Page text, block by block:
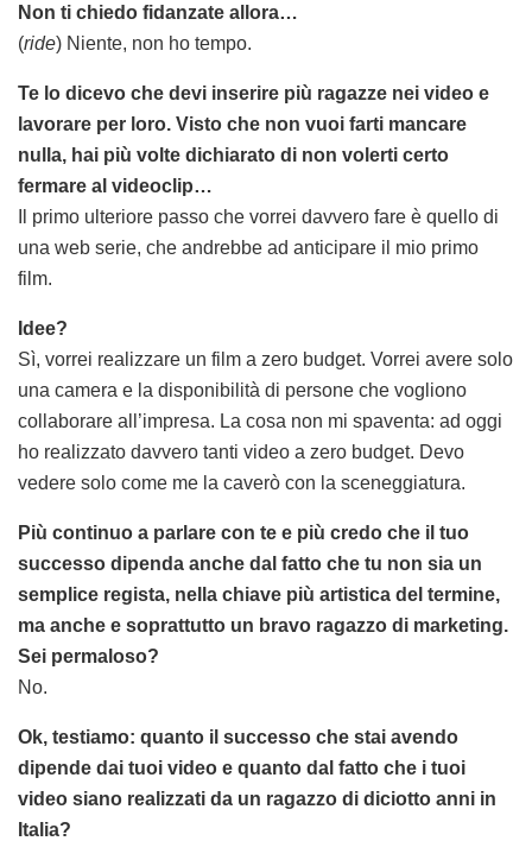
Non ti chiedo fidanzate allora…
(ride) Niente, non ho tempo.
Te lo dicevo che devi inserire più ragazze nei video e
lavorare per loro. Visto che non vuoi farti mancare
nulla, hai più volte dichiarato di non volerti certo
fermare al videoclip…
Il primo ulteriore passo che vorrei davvero fare è quello di
una web serie, che andrebbe ad anticipare il mio primo
film.
Idee?
Sì, vorrei realizzare un film a zero budget. Vorrei avere solo
una camera e la disponibilità di persone che vogliono
collaborare all’impresa. La cosa non mi spaventa: ad oggi
ho realizzato davvero tanti video a zero budget. Devo
vedere solo come me la caverò con la sceneggiatura.
Più continuo a parlare con te e più credo che il tuo
successo dipenda anche dal fatto che tu non sia un
semplice regista, nella chiave più artistica del termine,
ma anche e soprattutto un bravo ragazzo di marketing.
Sei permaloso?
No.
Ok, testiamo: quanto il successo che stai avendo
dipende dai tuoi video e quanto dal fatto che i tuoi
video siano realizzati da un ragazzo di diciotto anni in
Italia?